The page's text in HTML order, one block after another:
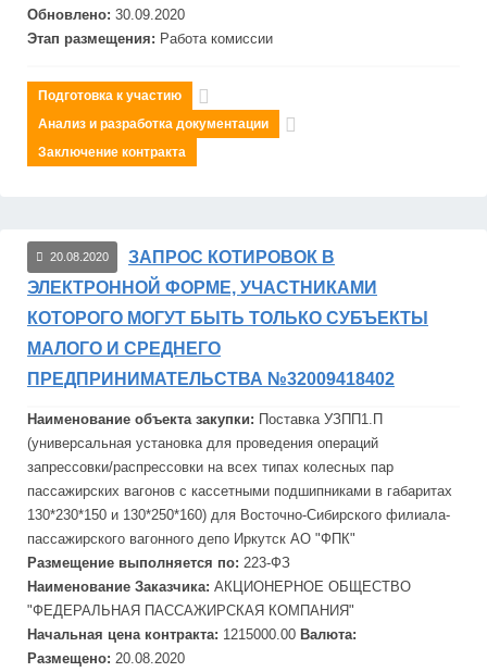
Обновлено: 30.09.2020
Этап размещения: Работа комиссии
Подготовка к участию
Анализ и разработка документации
Заключение контракта
20.08.2020
ЗАПРОС КОТИРОВОК В
ЭЛЕКТРОННОЙ ФОРМЕ, УЧАСТНИКАМИ
КОТОРОГО МОГУТ БЫТЬ ТОЛЬКО СУБЪЕКТЫ
МАЛОГО И СРЕДНЕГО
ПРЕДПРИНИМАТЕЛЬСТВА №32009418402
Наименование объекта закупки: Поставка УЗПП 1.П
(универсальная установка для проведения операций
запрессовки/распрессовки на всех типах колесных пар
пассажирских вагонов с кассетными подшипниками в габаритах
130*230*150 и 130*250*160) для Восточно-Сибирского филиала-
пассажирского вагонного депо Иркутск АО "ФПК"
Размещение выполняется по: 223-ФЗ
Наименование Заказчика: АКЦИОНЕРНОЕ ОБЩЕСТВО
"ФЕДЕРАЛЬНАЯ ПАССАЖИРСКАЯ КОМПАНИЯ"
Начальная цена контракта: 1215000.00 Валюта:
Размещено: 20.08.2020